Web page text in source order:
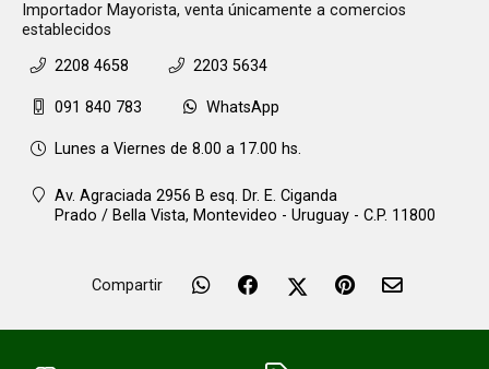
Importador Mayorista, venta únicamente a comercios
establecidos
2208 4658
2203 5634
091 840 783 WhatsApp
Lunes a Viernes de 8.00 a 17.00 hs.
Av. Agraciada 2956 B esq. Dr. E. Ciganda
Prado / Bella Vista, Montevideo - Uruguay - C.P. 11800
Compartir